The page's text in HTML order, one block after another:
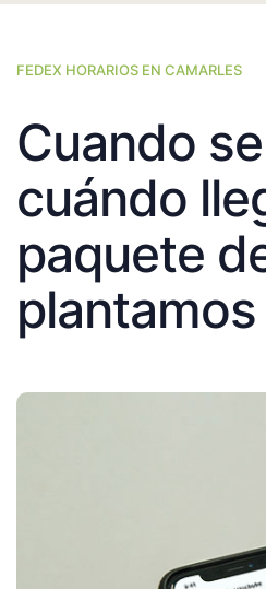
FEDEX HORARIOS EN CAMARLES
Cuando
cuándo
paquete